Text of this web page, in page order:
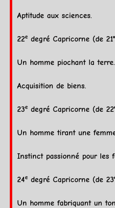
Aptitude aux sciences.
22e degré Capricorne (de
Un homme piochant laterre
Acquisition de biens.
23e degré Capricorne (de
Un homme tirant une
Instinct passionné pour les
24e degré Capricorne (de
Un homme fabriquant un